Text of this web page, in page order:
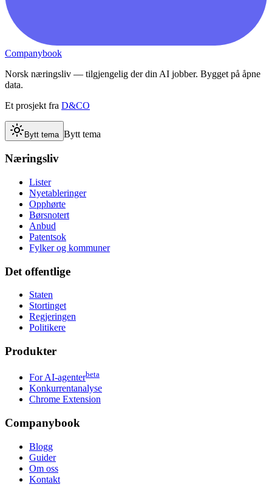
Companybook
Norsk næringsliv — tilgjengelig der din AI jobber. Bygget på åpne
data.
Et prosjekt fra D&CO
Bytt tema Bytt tema
Næringsliv
Lister
Nyetableringer
Opphørte
Børsnotert
Anbud
Patentsok
Fylker og kommuner
Det offentlige
Staten
Stortinget
Regjeringen
Politikere
Produkter
For AI-agenterbeta
Konkurrentanalyse
Chrome Extension
Companybook
Blogg
Guider
Om oss
Kontakt